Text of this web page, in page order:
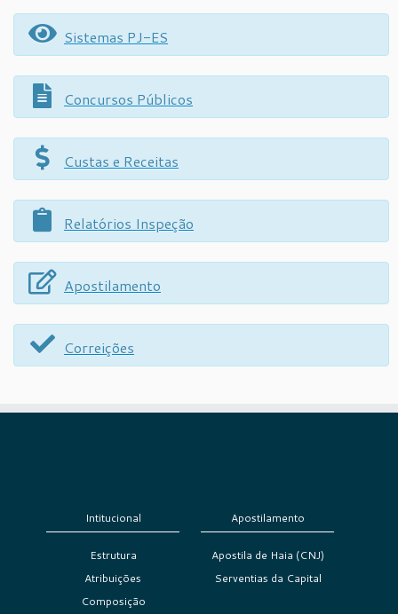
Sistemas PJ-ES
Concursos Públicos
Custas e Receitas
Relatórios Inspeção
Apostilamento
Correições
Intitucional
Estrutura
Atribuições
Composição
Apostilamento
Apostila de Haia (CNJ)
Serventias da Capital